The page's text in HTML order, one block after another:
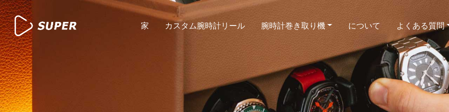
家 カスタム腕時計リール 腕時計巻き取り機 について よくある質問